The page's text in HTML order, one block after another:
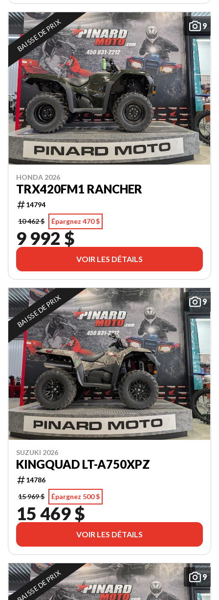
9
BAISSE DE PRIX
HONDA 2026
TRX420FM1 RANCHER
14794
10 462 $
Épargnez 470 $
9 992 $
VOIR LES DÉTAILS
9
BAISSE DE PRIX
SUZUKI 2026
KINGQUAD LT-A750XPZ
14786
15 969 $
Épargnez 500 $
15 469 $
VOIR LES DÉTAILS
9
BAISSE DE PRIX